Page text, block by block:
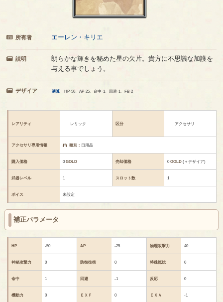
所有者 エーレン・キリエ
説明
朗らかな輝きを秘めた星の欠片。貴方に不思議な加護を
与える事でしょう。
デザイア 演算 HP-50、AP-25、命中-1、回避-1、FB-2
レアリティ レリック 区分 アクセサリ
アクセサリ専用情報 種別： 日用品
購入価格 0GOLD 売却価格 0GOLD (＋デザイア)
武器レベル 1 スロット数 1
ボイス 未設定
補正パラメータ
HP -50 AP -25 物理攻撃力 40
神秘攻撃力 0 防御技術 0 特殊抵抗 0
命中 1 回避 -1 反応 0
機動力 0 ＥＸＦ 0 ＥＸＡ -1